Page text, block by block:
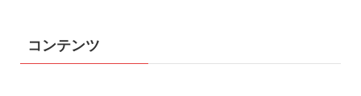
コンテンツ